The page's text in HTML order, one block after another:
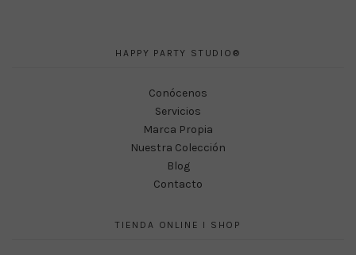
HAPPY PARTY STUDIO®
Conócenos
Servicios
Marca Propia
Nuestra Colección
Blog
Contacto
TIENDA ONLINE I SHOP